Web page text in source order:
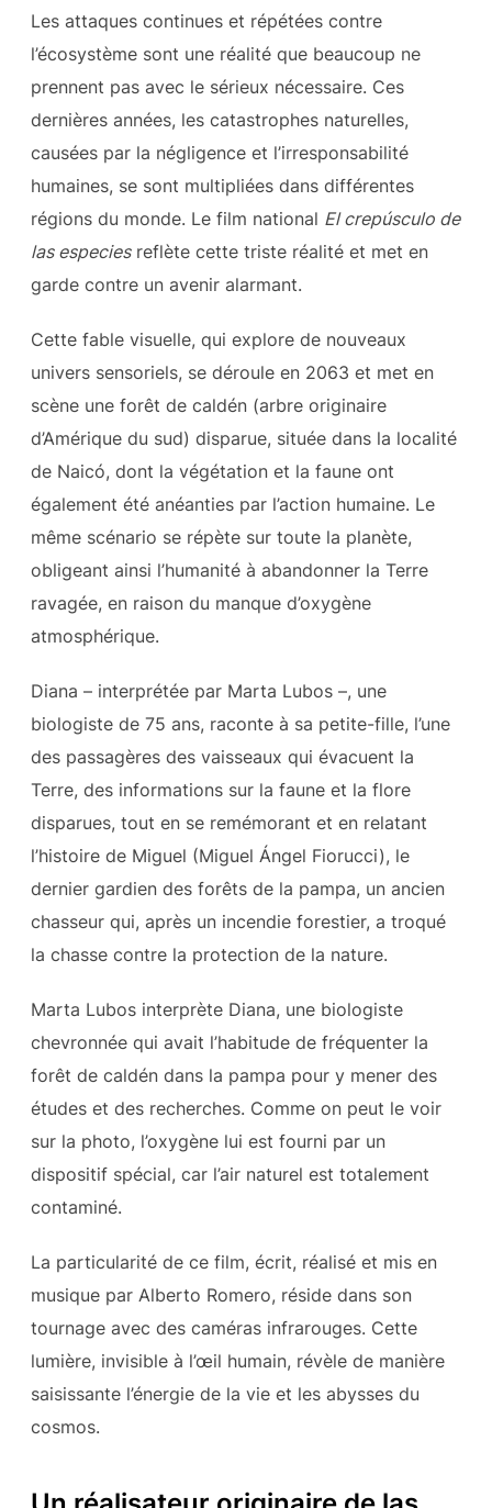
Les attaques continues et répétées contre
l’écosystème sont une réalité que beaucoup ne
prennent pas avec le sérieux nécessaire. Ces
dernières années, les catastrophes naturelles,
causées par la négligence et l’irresponsabilité
humaines, se sont multipliées dans différentes
régions du monde. Le film national El crepúsculo de
las especiesreflète cette triste réalité et met en
garde contre un avenir alarmant.
Cette fable visuelle, qui explore de nouveaux
univers sensoriels, se déroule en 2063 et met en
scène une forêt de caldén (arbre originaire
d’Amérique du sud) disparue, située dans la localité
de Naicó, dont la végétation et la faune ont
également été anéanties par l’action humaine. Le
même scénario se répète sur toute la planète,
obligeant ainsi l’humanité à abandonner la Terre
ravagée, en raison du manque d’oxygène
atmosphérique.
Diana – interprétée par Marta Lubos –, une
biologiste de 75 ans, raconte à sa petite-fille, l’une
des passagères des vaisseaux qui évacuent la
Terre, des informations sur la faune et la flore
disparues, tout en se remémorant et en relatant
l’histoire de Miguel (Miguel Ángel Fiorucci), le
dernier gardien des forêts de la pampa, un ancien
chasseur qui, après un incendie forestier, a troqué
la chasse contre la protection de la nature.
Marta Lubos interprète Diana, une biologiste
chevronnée qui avait l’habitude de fréquenter la
forêt de caldén dans la pampa pour y mener des
études et des recherches. Comme on peut le voir
sur la photo, l’oxygène lui est fourni par un
dispositif spécial, car l’air naturel est totalement
contaminé.
La particularité de ce film, écrit, réalisé et mis en
musique par Alberto Romero, réside dans son
tournage avec des caméras infrarouges. Cette
lumière, invisible à l’œil humain, révèle de manière
saisissante l’énergie de la vie et les abysses du
cosmos.